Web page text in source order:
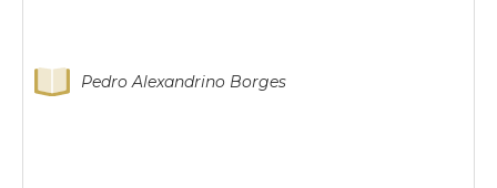
Pedro Alexandrino Borges